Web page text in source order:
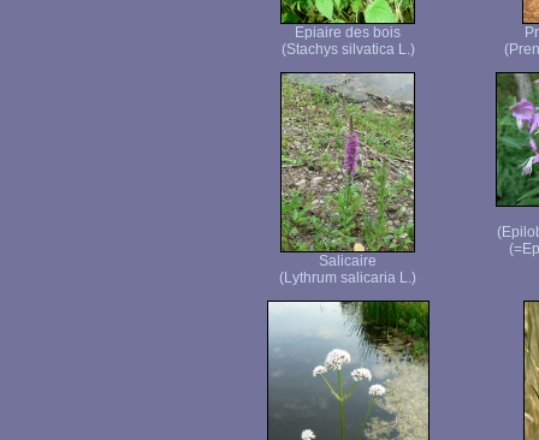
Epiaire des bois
(Stachys silvatica L.)
Salicaire
(Lythrum salicaria L.)